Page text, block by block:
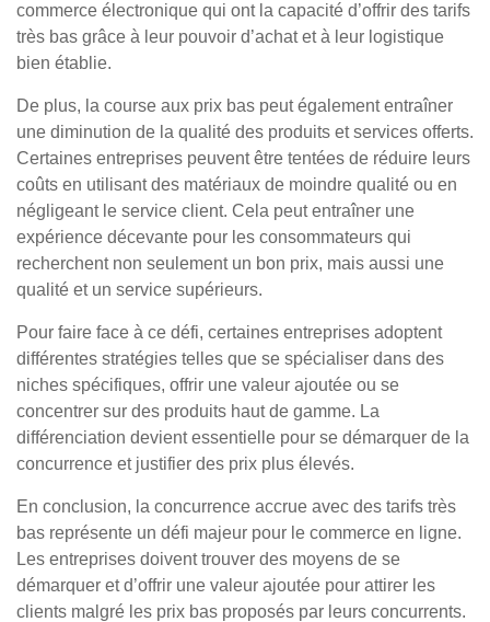
commerce électronique qui ont la capacité d’offrir des tarifs
très bas grâce à leur pouvoir d’achat et à leur logistique
bien établie.
De plus, la course aux prix bas peut également entraîner
une diminution de la qualité des produits et services offerts.
Certaines entreprises peuvent être tentées de réduire leurs
coûts en utilisant des matériaux de moindre qualité ou en
négligeant le service client. Cela peut entraîner une
expérience décevante pour les consommateurs qui
recherchent non seulement un bon prix, mais aussi une
qualité et un service supérieurs.
Pour faire face à ce défi, certaines entreprises adoptent
différentes stratégies telles que se spécialiser dans des
niches spécifiques, offrir une valeur ajoutée ou se
concentrer sur des produits haut de gamme. La
différenciation devient essentielle pour se démarquer de la
concurrence et justifier des prix plus élevés.
En conclusion, la concurrence accrue avec des tarifs très
bas représente un défi majeur pour le commerce en ligne.
Les entreprises doivent trouver des moyens de se
démarquer et d’offrir une valeur ajoutée pour attirer les
clients malgré les prix bas proposés par leurs concurrents.